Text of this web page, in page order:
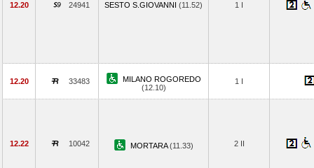
12.20 24941 SESTO S.GIOVANNI (11.52) 1 I
12.20 33483
MILANO ROGOREDO
(12.10)
1 I
12.22 10042 MORTARA(11.33) 2 II